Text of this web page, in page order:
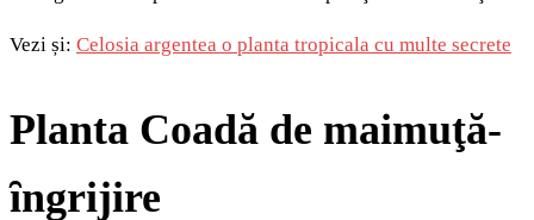
Vezi și: Celosia argentea o planta tropicala cu multe secrete
Planta Coadă de maimuţă-
ȋngrijire